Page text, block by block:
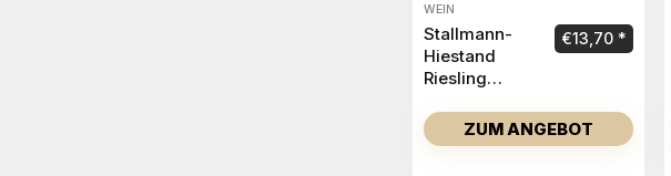
WEIN
Stallmann-
Hiestand
Riesling
Trocken
Tafelstein
€13,70
ZUM ANGEBOT